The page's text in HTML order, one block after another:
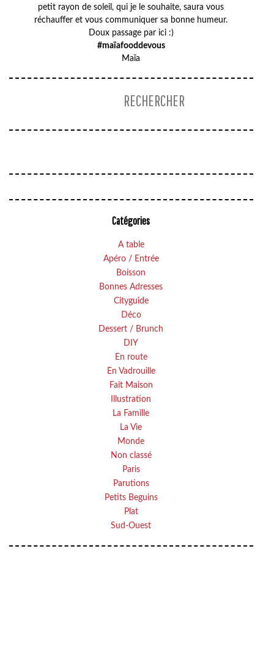
petit rayon de soleil, qui je le souhaite, saura vous
réchauffer et vous communiquer sa bonne humeur.
Doux passage par ici :)
#maïafooddevous
Maïa
Catégories
A table
Apéro / Entrée
Boisson
Bonnes Adresses
Cityguide
Déco
Dessert / Brunch
DIY
En route
En Vadrouille
Fait Maison
Illustration
La Famille
La Vie
Monde
Non classé
Paris
Parutions
Petits Beguins
Plat
Sud-Ouest